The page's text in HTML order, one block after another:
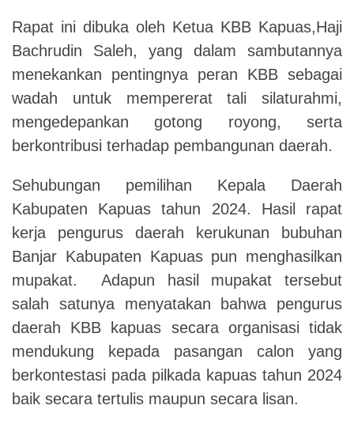
Rapat ini dibuka oleh Ketua KBB Kapuas,Haji
Bachrudin Saleh, yang dalam sambutannya
menekankan pentingnya peran KBB sebagai
wadah untuk mempererat tali silaturahmi,
mengedepankan gotong royong, serta
berkontribusi terhadap pembangunan daerah.
Sehubungan pemilihan Kepala Daerah
Kabupaten Kapuas tahun 2024. Hasil rapat
kerja pengurus daerah kerukunan bubuhan
Banjar Kabupaten Kapuas pun menghasilkan
mupakat. Adapun hasil mupakat tersebut
salah satunya menyatakan bahwa pengurus
daerah KBB kapuas secara organisasi tidak
mendukung kepada pasangan calon yang
berkontestasi pada pilkada kapuas tahun 2024
baik secara tertulis maupun secara lisan.